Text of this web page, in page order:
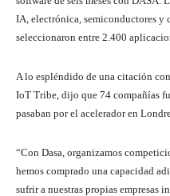
IA, electrónica, semiconductores y
seleccionaron entre 2.400
A lo espléndido de una citación
IoT Tribe, dijo que 74 compañías
pasaban por el acelerador en
“Con Dasa, organizamos
hemos comprado una capacidad
sufrir a nuestras propias empresas